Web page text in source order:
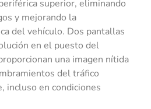
superior, eliminando
y mejorando la
del vehículo. Dos pantallas
en el puesto del
una imagen nítida
del tráfico
incluso en condiciones